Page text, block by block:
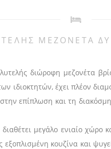
ΜΕΖΟΝΕΤΑ
διώροφη μεζονέτα
ιδιοκτητών, έχει πλέον
επίπλωση και τη
μεγάλο ενιαίο χώρο
κουζίνα και